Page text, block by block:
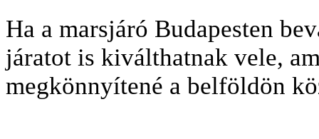
Ha a marsjáró Budapesten
járatot is kiválthatnak vele,
megkönnyítené a belföldön